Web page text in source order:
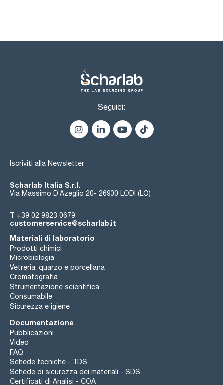
Seguici:
Iscriviti alla Newsletter
Scharlab Italia S.r.l.
Via Massimo D’Azeglio 20- 26900 LODI (LO)
T +39 02 9823 0679
customerservice@scharlab.it
Materiali di laboratorio
Prodotti chimici
Microbiologia
Vetreria, quarzo e porcellana
Cromatografia
Strumentazione scientifica
Consumabile
Sicurezza e igiene
Documentazione
Pubblicazioni
Video
FAQ
Schede tecniche - TDS
Schede di sicurezza dei materiali - SDS
Certificati di Analisi - COA